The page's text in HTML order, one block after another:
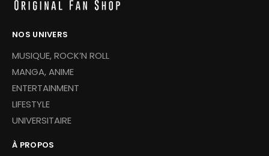
NOS UNIVERS
MUSIQUE, ROCK’N ROLL
MANGA, ANIME
ENTERTAINMENT
LIFESTYLE
UNIVERSITAIRE
À PROPOS